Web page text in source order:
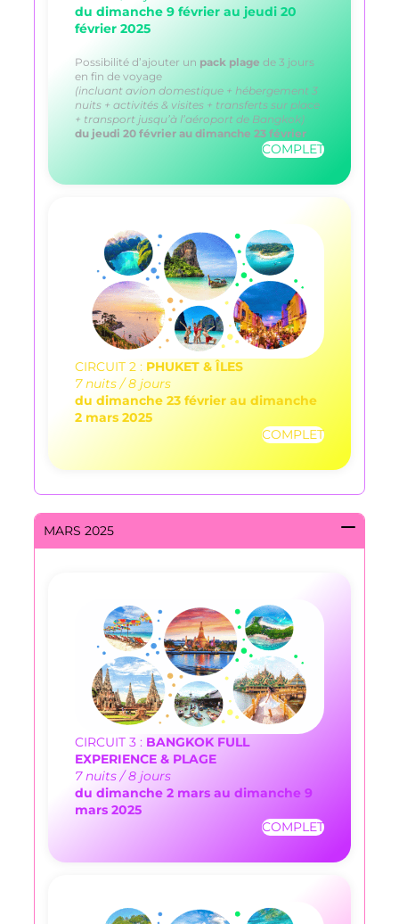
du dimanche 9 février au jeudi 20
février 2025
Possibilité d’ajouter un pack plage de 3 jours
en fin de voyage
(incluant avion domestique + hébergement 3
nuits + activités & visites + transferts sur place
+ transport jusqu’à l’aéroport de Bangkok)
du jeudi 20 février au dimanche 23 février
COMPLET
CIRCUIT 2 : PHUKET & ÎLES
7 nuits / 8 jours
du dimanche 23 février au dimanche
2 mars 2025
COMPLET
MARS 2025
CIRCUIT 3 : BANGKOK FULL
EXPERIENCE & PLAGE
7 nuits / 8 jours
du dimanche 2 mars au dimanche 9
mars 2025
COMPLET